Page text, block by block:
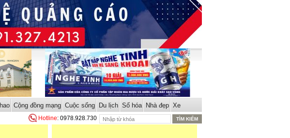
Cộng đồng mạng Cuộc sống Du lịch Số hóa Nhà đẹp Xe
Hotline: 0978.928.730